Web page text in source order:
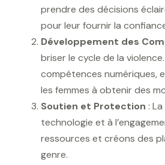
prendre des décisions
pour leur fournir la
Développement des
briser le cycle de la
compétences numériques,
les femmes à obtenir des
Soutien et Protection :
technologie et à
ressources et créons des
genre.